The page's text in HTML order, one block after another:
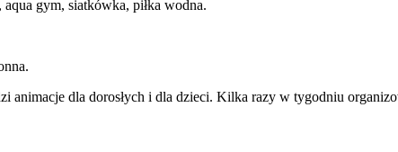
gym, siatkówka, piłka wodna.
animacje dla dorosłych i dla dzieci. Kilka razy w tygodniu